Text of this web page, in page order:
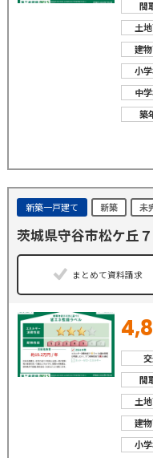
間
土
建
小
中
築
新築一戸建て 新築 未
茨城県守谷市松ケ丘
まとめて資料請求
間
土
建
小